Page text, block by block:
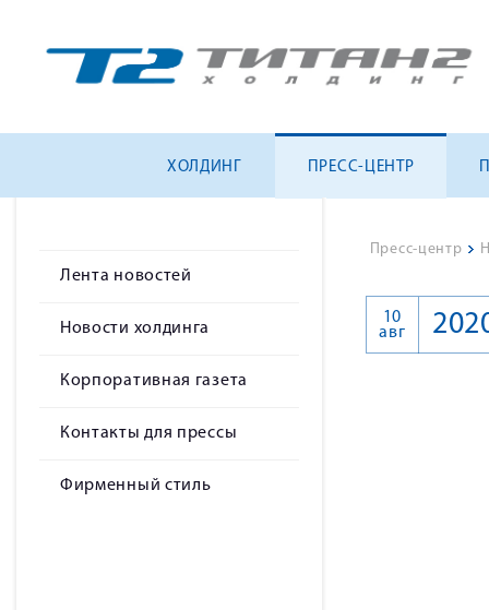
ХОЛДИНГ ПРЕСС-ЦЕНТР
Лента новостей
Новости холдинга
Корпоративная газета
Контакты для прессы
Фирменный стиль
Пресс-центр >
10
авг